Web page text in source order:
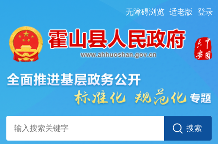
无障碍浏览 适老版 登录